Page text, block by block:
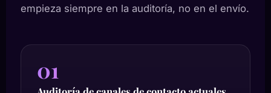
empieza siempre en la auditoría, no en el envío.
01